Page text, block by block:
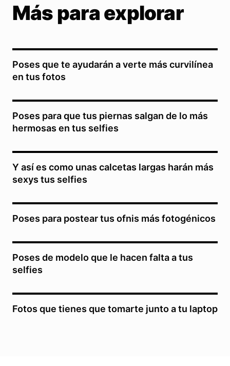
Más para explorar
Poses que te ayudarán a verte más curvilínea
en tus fotos
Poses para que tus piernas salgan de lo más
hermosas en tus selfies
Y así es como unas calcetas largas harán más
sexys tus selfies
Poses para postear tus ofnis más fotogénicos
Poses de modelo que le hacen falta a tus
selfies
Fotos que tienes que tomarte junto a tu laptop